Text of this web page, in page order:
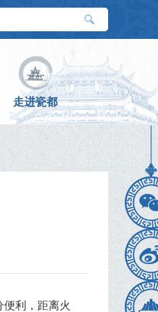
走进瓷都
利，距离火